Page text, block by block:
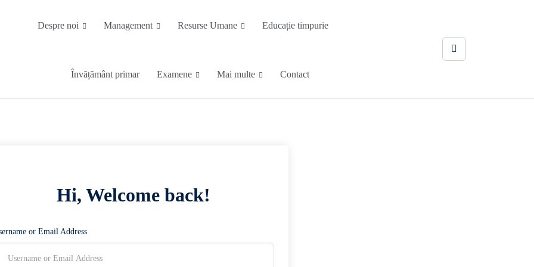
Despre noi Management Resurse Umane Educație timpurie
Învățământ primar Examene Mai multe Contact
Hi, Welcome back!
or Email Address